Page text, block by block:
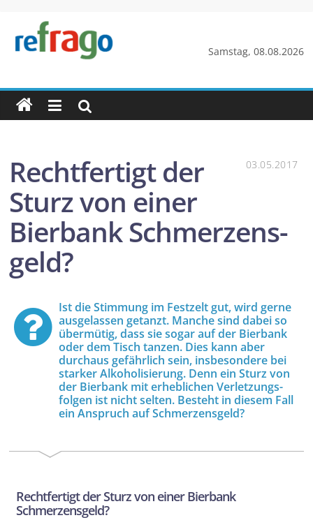
springen
Samstag, 08.08.2026
refrago
Rechtsfragen
online
verständlich
kostenlos
03.05.2017
Recht­fertigt der
Sturz von einer
Bierbank Schmerzens­
geld?
Ist die Stimmung im Festzelt gut, wird gerne
ausgelassen getanzt. Manche sind dabei so
übermütig, dass sie sogar auf der Bierbank
oder dem Tisch tanzen. Dies kann aber
durchaus gefährlich sein, insbesondere bei
starker Alkoholisierung. Denn ein Sturz von
der Bierbank mit erheblichen Verletzungs­
folgen ist nicht selten. Besteht in diesem Fall
ein Anspruch auf Schmerzens­geld?
Recht­fertigt der Sturz von einer Bierbank
Schmerzens­geld?